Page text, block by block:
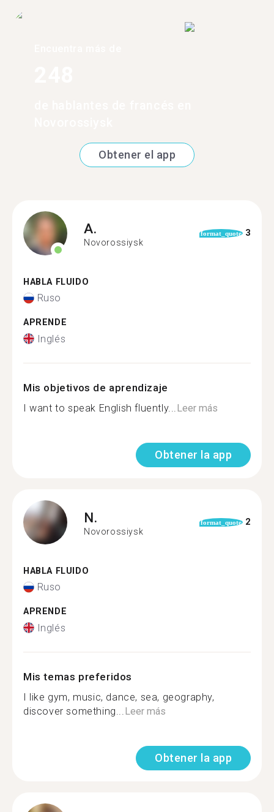
Obtener el app
A.
Novorossiysk
format_quote 3
HABLA FLUIDO
Ruso
APRENDE
Inglés
Mis objetivos de aprendizaje
I want to speak English fluently... Leer más
Obtener la app
N.
Novorossiysk
format_quote 2
HABLA FLUIDO
Ruso
APRENDE
Inglés
Mis temas preferidos
I like gym, music, dance, sea, geography,
discover something... Leer más
Obtener la app